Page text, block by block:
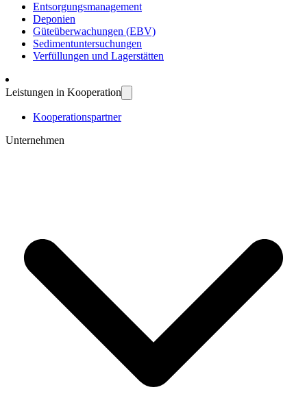
Entsorgungs­manage­ment
Deponien
Güte­über­wachungen (EBV)
Sedi­ment­unter­suchungen
Verfül­lungen und Lager­stätten
Leistungen in Kooperation
Kooperations­partner
Unternehmen